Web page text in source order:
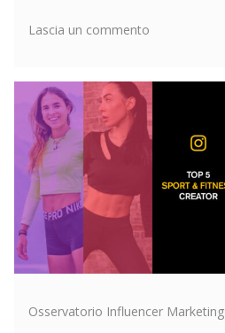
Lascia un commento
fashion
influencer
italiani
su
Categorie
Osservatorio Influencer Marketing